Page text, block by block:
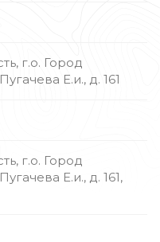
г.о. Город
Е.и., д. 161
г.о. Город
Е.и., д. 161,